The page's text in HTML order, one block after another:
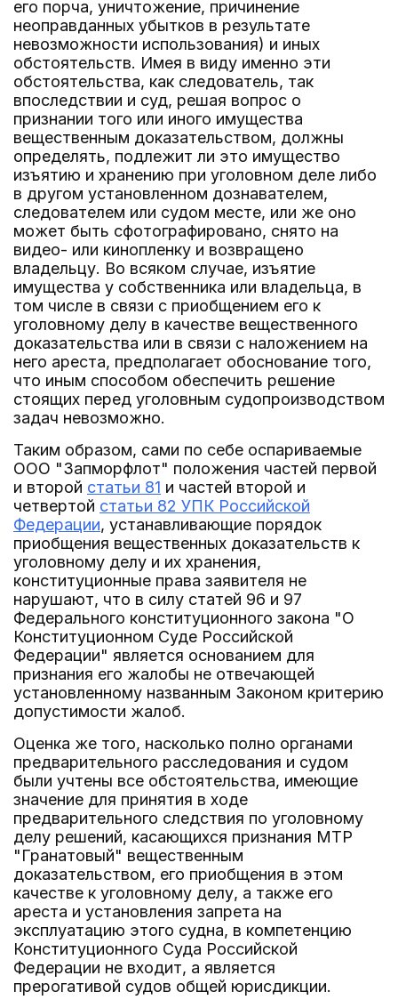
его порча, уничтожение, причинение
неоправданных убытков в результате
невозможности использования) и иных
обстоятельств. Имея в виду именно эти
обстоятельства, как следователь, так
впоследствии и суд, решая вопрос о
признании того или иного имущества
вещественным доказательством, должны
определять, подлежит ли это имущество
изъятию и хранению при уголовном деле либо
в другом установленном дознавателем,
следователем или судом месте, или же оно
может быть сфотографировано, снято на
видео- или кинопленку и возвращено
владельцу. Во всяком случае, изъятие
имущества у собственника или владельца, в
том числе в связи с приобщением его к
уголовному делу в качестве вещественного
доказательства или в связи с наложением на
него ареста, предполагает обоснование того,
что иным способом обеспечить решение
стоящих перед уголовным судопроизводством
задач невозможно.
Таким образом, сами по себе оспариваемые
ООО "Запморфлот" положения частей первой
и второй статьи 81 и частей второй и
четвертой статьи 82 УПК Российской
Федерации, устанавливающие порядок
приобщения вещественных доказательств к
уголовному делу и их хранения,
конституционные права заявителя не
нарушают, что в силу статей 96 и 97
Федерального конституционного закона "О
Конституционном Суде Российской
Федерации" является основанием для
признания его жалобы не отвечающей
установленному названным Законом критерию
допустимости жалоб.
Оценка же того, насколько полно органами
предварительного расследования и судом
были учтены все обстоятельства, имеющие
значение для принятия в ходе
предварительного следствия по уголовному
делу решений, касающихся признания МТР
"Гранатовый" вещественным
доказательством, его приобщения в этом
качестве к уголовному делу, а также его
ареста и установления запрета на
эксплуатацию этого судна, в компетенцию
Конституционного Суда Российской
Федерации не входит, а является
прерогативой судов общей юрисдикции.